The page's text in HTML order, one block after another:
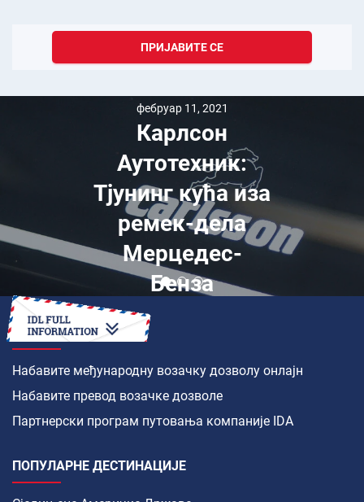
ПРИЈАВИТЕ СЕ
фебруар 11, 2021
Карлсон
Аутотехник:
Тјунинг кућа иза
ремек-дела
Мерцедес-
Бенза
КАКО ДА
Набавите међународну возачку дозволу онлајн
Набавите превод возачке дозволе
Партнерски програм путовања компаније IDA
ПОПУЛАРНЕ ДЕСТИНАЦИЈЕ